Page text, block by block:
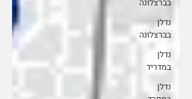
בברצלונה
נדלן
בברצלונה
נדלן
במדריד
נדלן